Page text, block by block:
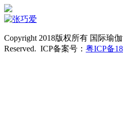
Copyright 2018版权所有 国际瑜
Reserved. ICP备案号： 粤ICP备